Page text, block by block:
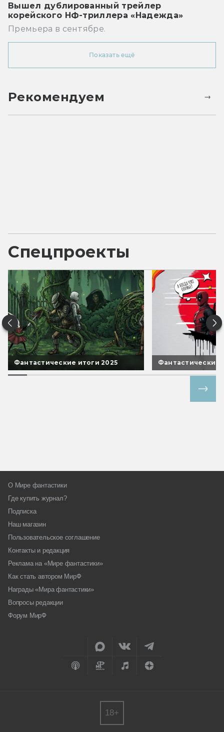
Вышел дублированный трейлер
корейского НФ-триллера «Надежда»
Премьера в сентябре.
Показать ещё
Рекомендуем
Спецпроекты
Фантастические итоги 2025 Фантастические
О Мире фантастики
Где купить журнал?
Подписка
Наш магазин
Пользовательское соглашение
Контакты и редакция
Реклама на «Мире фантастики»
Как стать автором МирФ
Награды «Мира фантастики»
Вопросы редакции
Форум МирФ
18+